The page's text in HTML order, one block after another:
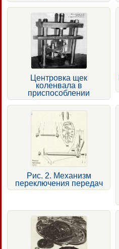
Центровка щек
коленвала в
приспособлении
Рис. 2. Механизм
переключения передач